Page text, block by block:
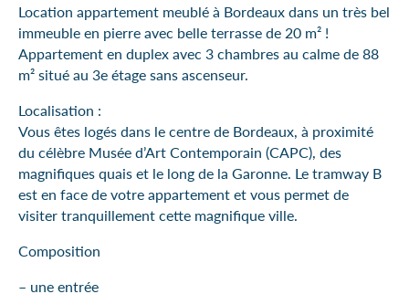
Location appartement meublé à Bordeaux dans un très bel
immeuble en pierre avec belle terrasse de 20 m² !
Appartement en duplex avec 3 chambres au calme de 88
m² situé au 3e étage sans ascenseur.
Localisation :
Vous êtes logés dans le centre de Bordeaux, à proximité
du célèbre Musée d’Art Contemporain (CAPC), des
magnifiques quais et le long de la Garonne. Le tramway B
est en face de votre appartement et vous permet de
visiter tranquillement cette magnifique ville.
Composition
– une entrée